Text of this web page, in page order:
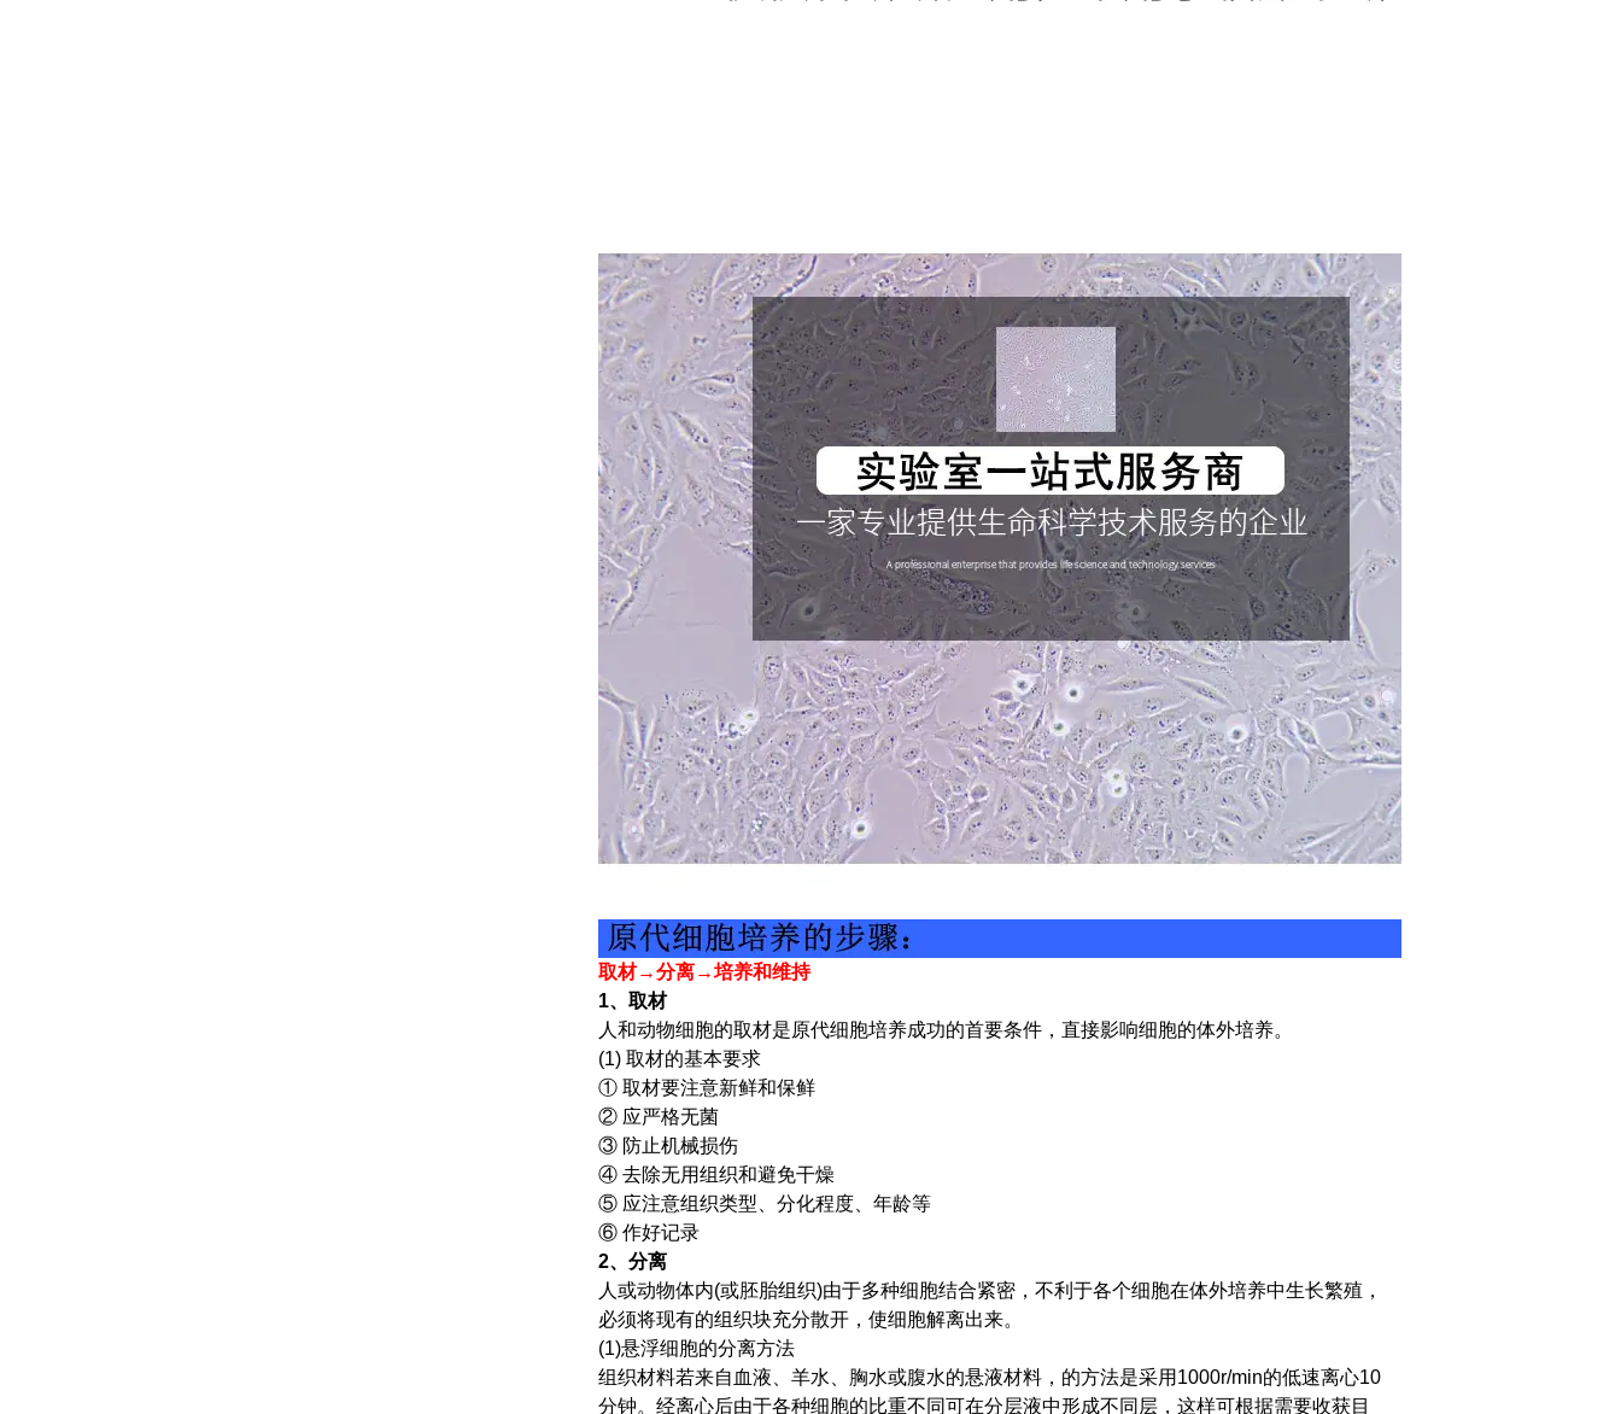
取材→分离→培养和维持
1、取材
人和动物细胞的取材是原代细胞培养成功的首要条件，直接影响细胞的体外培养。
(1) 取材的基本要求
① 取材要注意新鲜和保鲜
② 应严格无菌
③ 防止机械损伤
④ 去除无用组织和避免干燥
⑤ 应注意组织类型、分化程度、年龄等
⑥ 作好记录
2、分离
人或动物体内(或胚胎组织)由于多种细胞结合紧密，不利于各个细胞在体外培养中生长繁殖，
必须将现有的组织块充分散开，使细胞解离出来。
(1)悬浮细胞的分离方法
组织材料若来自血液、羊水、胸水或腹水的悬液材料，的方法是采用1000r/min的低速离心10
分钟。经离心后由于各种细胞的比重不同可在分层液中形成不同层，这样可根据需要收获目